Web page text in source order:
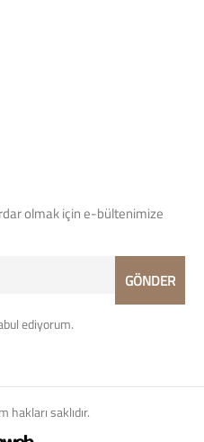
olmak için e-bültenimize
ediyorum.
hakları saklıdır.